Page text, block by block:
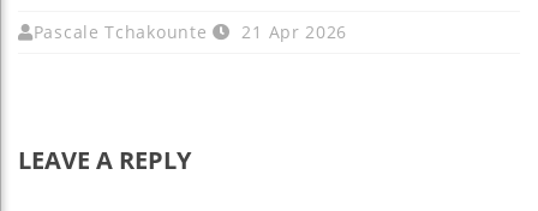
Pascale Tchakounte 21 Apr 2026
LEAVE A REPLY